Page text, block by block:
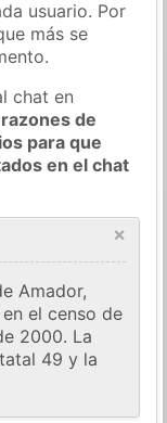
usuario. Por
más se
chat en
de
para que
en el chat
×
Amador,
el censo de
2000. La
49 y la